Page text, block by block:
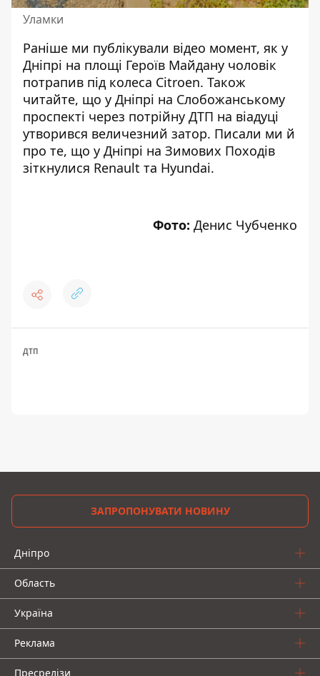
Уламки
Раніше ми публікували відео момент, як у
Дніпрі на площі Героїв Майдану чоловік
потрапив під колеса Citroen. Також
читайте, що у Дніпрі на Слобожанському
проспекті через потрійну ДТП на віадуці
утворився величезний затор. Писали ми й
про те, що у Дніпрі на Зимових Походів
зіткнулися Renault та Hyundai.
Фото: Денис Чубченко
ДТП
ЗАПРОПОНУВАТИ НОВИНУ
Дніпро
Область
Україна
Реклама
Пресрелізи